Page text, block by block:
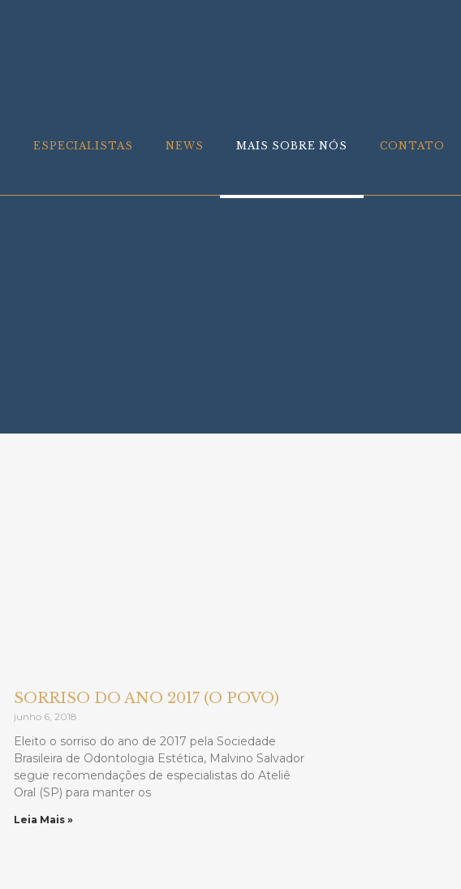
ESPECIALISTAS NEWS MAIS SOBRE NÓS CONTATO
SORRISO DO ANO 2017 (O POVO)
junho 6, 2018
Eleito o sorriso do ano de 2017 pela Sociedade
Brasileira de Odontologia Estética, Malvino Salvador
segue recomendações de especialistas do Ateliê
Oral (SP) para manter os
Leia Mais »